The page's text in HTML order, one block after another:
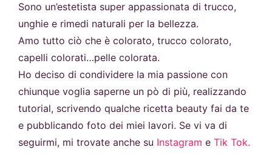
Sono un’estetista super appassionata di trucco,
unghie e rimedi naturali per la bellezza.
Amo tutto ciò che è colorato, trucco colorato,
capelli colorati…pelle colorata.
Ho deciso di condividere la mia passione con
chiunque voglia saperne un pò di più, realizzando
tutorial, scrivendo qualche ricetta beauty fai da te
e pubblicando foto dei miei lavori. Se vi va di
seguirmi, mi trovate anche su Instagram e Tik Tok.